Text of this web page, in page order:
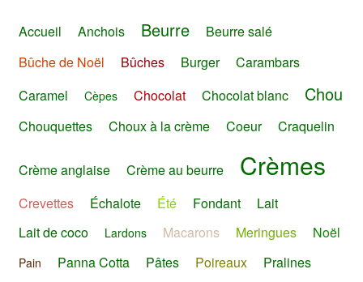
Accueil Anchois Beurre
Beurre salé
Bûche de Noël
Bûches Burger
Carambars
Caramel
Cèpes Chocolat Chocolat blanc Chou
Chouquettes Choux à la crème Coeur Craquelin
Crème anglaise Crème au beurre Crèmes
Crevettes Échalote Été Fondant
Lait
Lait de coco
Lardons Macarons Meringues Noël
Pain Panna Cotta Pâtes Poireaux
Pralines